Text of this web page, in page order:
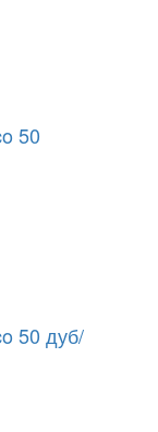
50
50 дуб/